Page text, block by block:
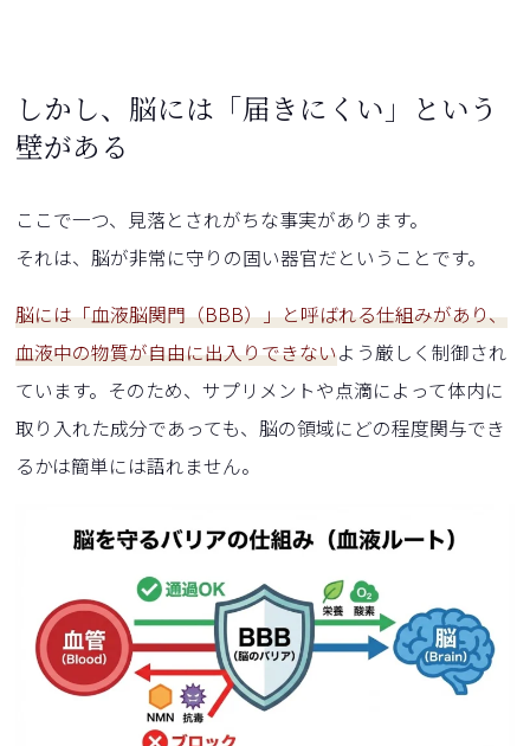
しかし、脳には「届きにくい」という
壁がある
ここで一つ、見落とされがちな事実があります。
それは、脳が非常に守りの固い器官だということです。
脳には「血液脳関門（BBB）」と呼ばれる仕組みがあり、
血液中の物質が自由に出入りできないよう厳しく制御され
ています。そのため、サプリメントや点滴によって体内に
取り入れた成分であっても、脳の領域にどの程度関与でき
るかは簡単には語れません。